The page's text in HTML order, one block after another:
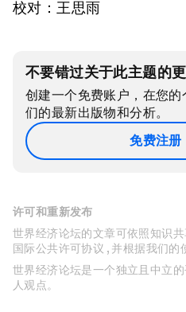
校对：王思雨
不要错过关于此主题的
创建一个免费账户，在您
们的最新出版物和分析。
免费注册
许可和重新发布
世界经济论坛的文章可依照知识
国际公共许可协议 , 并根据我们的
世界经济论坛是一个独立且中立
人观点。